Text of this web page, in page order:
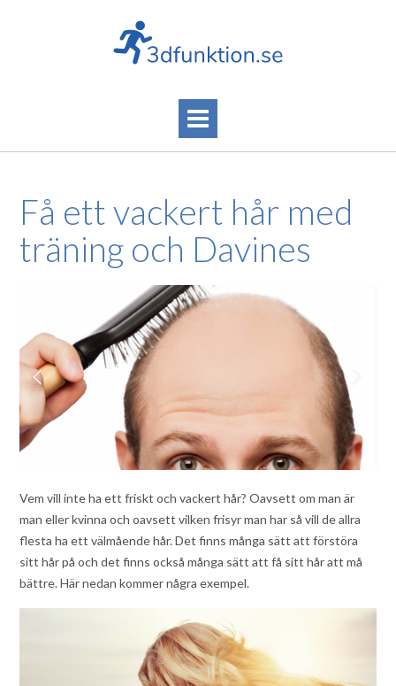
Få ett vackert hår med
träning och Davines
Vem vill inte ha ett friskt och vackert hår? Oavsett om man är
man eller kvinna och oavsett vilken frisyr man har så vill de allra
flesta ha ett välmående hår. Det finns många sätt att förstöra
sitt hår på och det finns också många sätt att få sitt hår att må
bättre. Här nedan kommer några exempel.